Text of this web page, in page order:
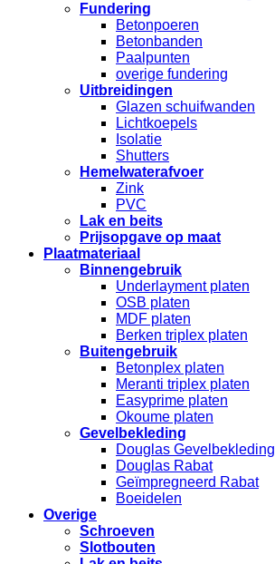
Fundering
Betonpoeren
Betonbanden
Paalpunten
overige fundering
Uitbreidingen
Glazen schuifwanden
Lichtkoepels
Isolatie
Shutters
Hemelwaterafvoer
Zink
PVC
Lak en beits
Prijsopgave op maat
Plaatmateriaal
Binnengebruik
Underlayment platen
OSB platen
MDF platen
Berken triplex platen
Buitengebruik
Betonplex platen
Meranti triplex platen
Easyprime platen
Okoume platen
Gevelbekleding
Douglas Gevelbekleding
Douglas Rabat
Geïmpregneerd Rabat
Boeidelen
Overige
Schroeven
Slotbouten